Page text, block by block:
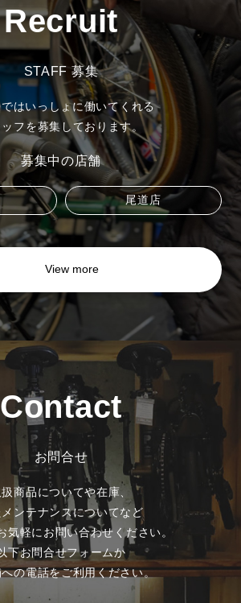
Recruit
STAFF 募集
はいっしょに働いてくれる
ッフを募集しております。
募集中の店舗
尾道店
View more
Contact
お問合せ
扱商品についてや在庫、
メンテナンスについてなど
気軽にお問い合わせください。
下お問合せフォームか
の電話をご利用ください。